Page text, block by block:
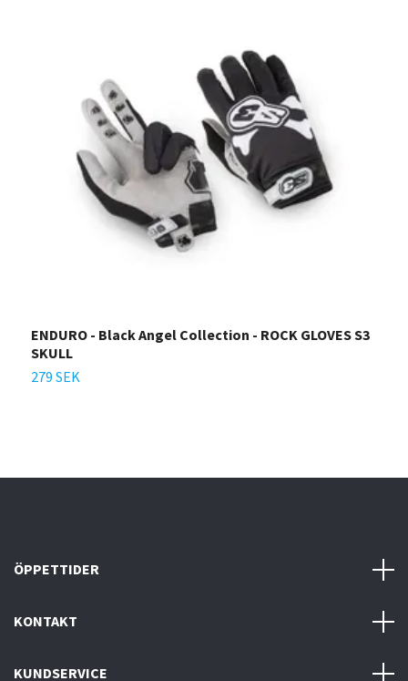
ENDURO - Black Angel Collection - ROCK GLOVES S3
SKULL
279 SEK
ÖPPETTIDER
KONTAKT
KUNDSERVICE